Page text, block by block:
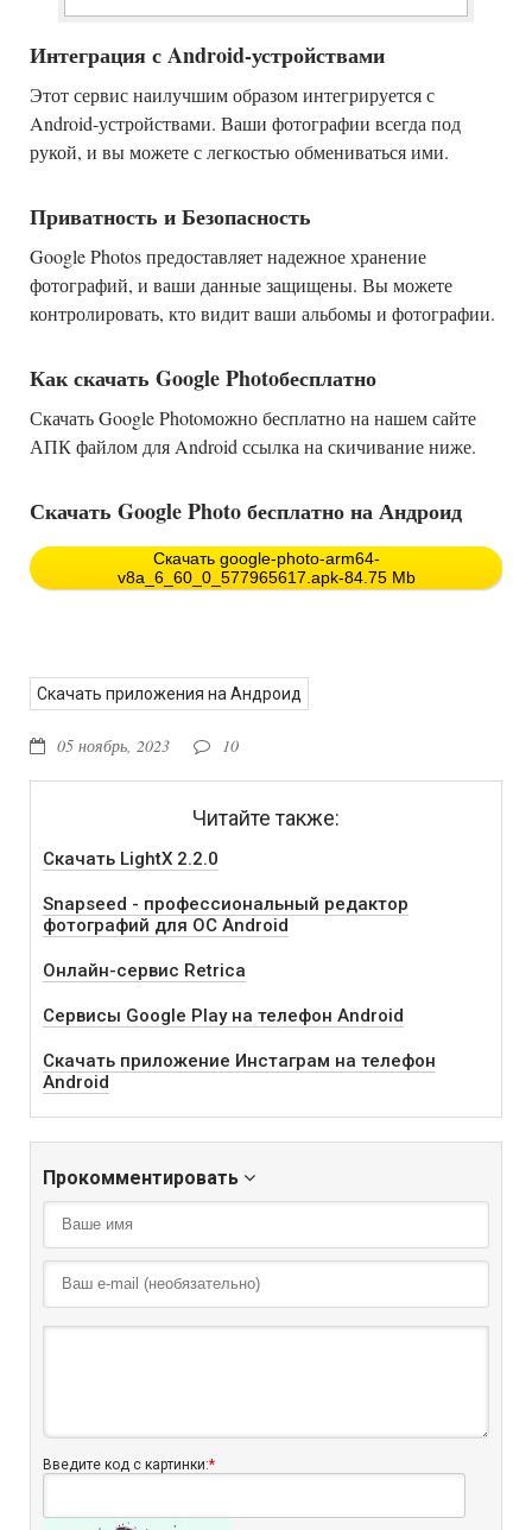
Интеграция с Android-устройствами
Этот сервис наилучшим образом интегрируется с
Android-устройствами. Ваши фотографии всегда под
рукой, и вы можете с легкостью обмениваться ими.
Приватность и Безопасность
Google Photos предоставляет надежное хранение
фотографий, и ваши данные защищены. Вы можете
контролировать, кто видит ваши альбомы и фотографии.
Как скачать Google Photoбесплатно
Скачать Google Photoможно бесплатно на нашем сайте
АПК файлом для Android ссылка на скичивание ниже.
Скачать Google Photo бесплатно на Андроид
Скачать google-photo-arm64-
v8a_6_60_0_577965617.apk-84.75 Mb
Скачать приложения на Андроид
05 ноябрь, 2023 10
Читайте также:
Скачать LightX 2.2.0
Snapseed - профессиональный редактор
фотографий для ОС Android
Онлайн-сервис Retrica
Сервисы Google Play на телефон Android
Скачать приложение Инстаграм на телефон
Android
Прокомментировать
Введите код с картинки:*